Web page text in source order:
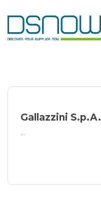
to
content
Gallazzini S.p.A.
...